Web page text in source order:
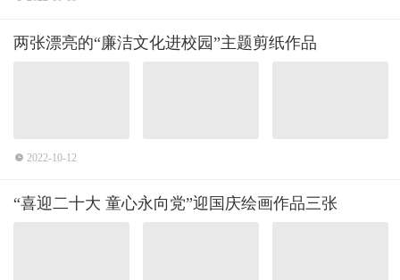
两张漂亮的“廉洁文化进校园”主题剪纸作品
2022-10-12
“喜迎二十大 童心永向党”迎国庆绘画作品三张